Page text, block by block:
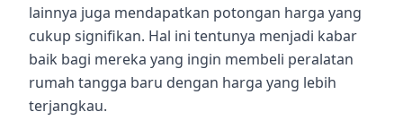
lainnya juga mendapatkan potongan harga yang
cukup signifikan. Hal ini tentunya menjadi kabar
baik bagi mereka yang ingin membeli peralatan
rumah tangga baru dengan harga yang lebih
terjangkau.